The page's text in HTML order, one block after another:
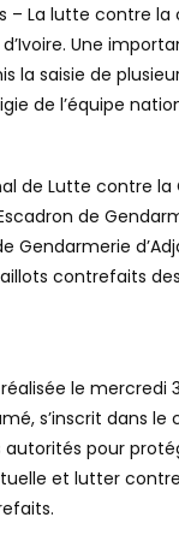
– La lutte contre
Une
la saisie de
de l’équipe
de Lutte contre
de
Gendarmerie
contrefaits
le mercredi
s’inscrit dans le
autorités pour
et lutter